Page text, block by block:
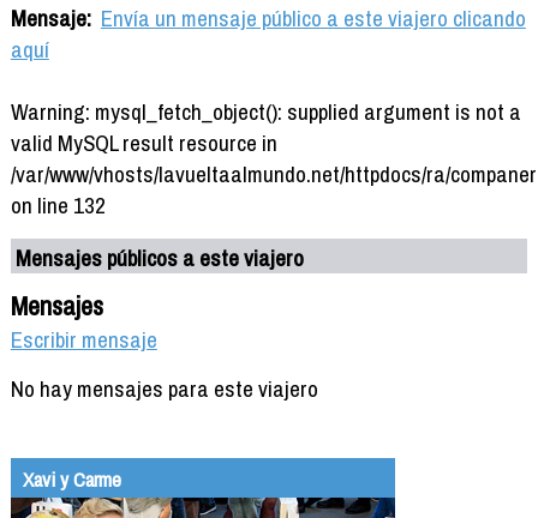
Mensaje: Envía un mensaje público a este viajero clicando
aquí
Warning: mysql_fetch_object(): supplied argument is not a
valid MySQL result resource in
/var/www/vhosts/lavueltaalmundo.net/httpdocs/ra/
on line 132
Mensajes públicos a este viajero
Mensajes
Escribir mensaje
No hay mensajes para este viajero
Xavi y Carme